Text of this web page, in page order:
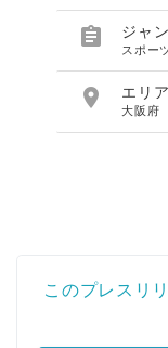
 ジャ
スポー
 エリア
大阪府
このプレスリ